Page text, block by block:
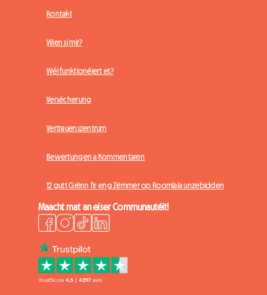
Kontakt
Wien si mir?
Wéi funktionéiert et?
Versécherung
Vertrauenszentrum
Bewertungen a Kommentaren
12 gutt Grënn fir eng Zëmmer op Roomlala unzebidden
Maacht mat an eiser Communautéit!